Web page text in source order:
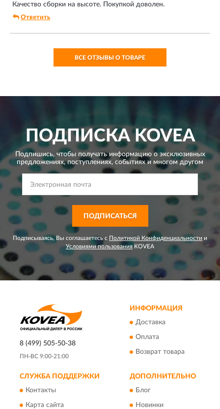
Качество сборки на высоте. Покупкой доволен.
Ответить
ВСЕ ОТЗЫВЫ О ТОВАРЕ
ПОДПИСКАKOVEA
Подпишись, чтобы получать информацию о эксклюзивных
предложениях,поступлениях, событиях и многом другом
ПОДПИСАТЬСЯ
Подписываясь, Вы соглашаетесь с Политикой Конфиденциальности и
Условиями пользованияKOVEA
8 (499) 505-50-38
ПН-ВС 9:00-21:00
ИНФОРМАЦИЯ
Доставка
Оплата
Возврат товара
СЛУЖБА ПОДДЕРЖКИ
Контакты
Карта сайта
ДОПОЛНИТЕЛЬНО
Блог
Новинки